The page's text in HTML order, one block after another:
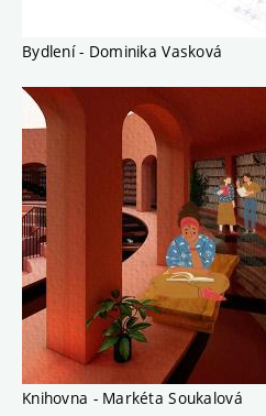
Bydlení - Dominika Vasková
Knihovna - Markéta Soukalová